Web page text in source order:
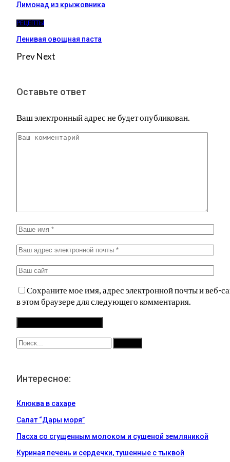
Лимонад из крыжовника
РЕЦЕПТЫ
Ленивая овощная паста
PrevNext
Оставьте ответ
Ваш электронный адрес не будет опубликован.
Сохраните мое имя, адрес электронной почты и веб-
в этом браузере для следующего комментария.
Интересное:
Клюква в сахаре
Салат “Дары моря”
Пасха со сгущенным молоком и сушеной земляникой
Куриная печень и сердечки, тушенные с тыквой